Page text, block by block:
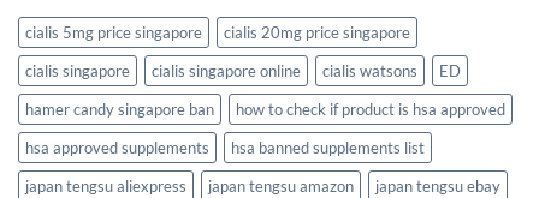
cialis 5mg price singapore
cialis 20mg price singapore
cialis singapore
cialis singapore online cialis watsons
ED
hamer candy singapore ban
how to check if product is hsa approved
hsa approved supplements
hsa banned supplements list
japan tengsu aliexpress
japan tengsu amazon
japan tengsu ebay